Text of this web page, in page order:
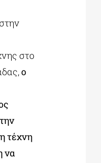
στο
ο
τέχνη
να